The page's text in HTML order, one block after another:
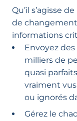
Qu’il s’agisse
de
informations
Envoyez
milliers de
quasi
vraiment
ou ignorés
Gérez le